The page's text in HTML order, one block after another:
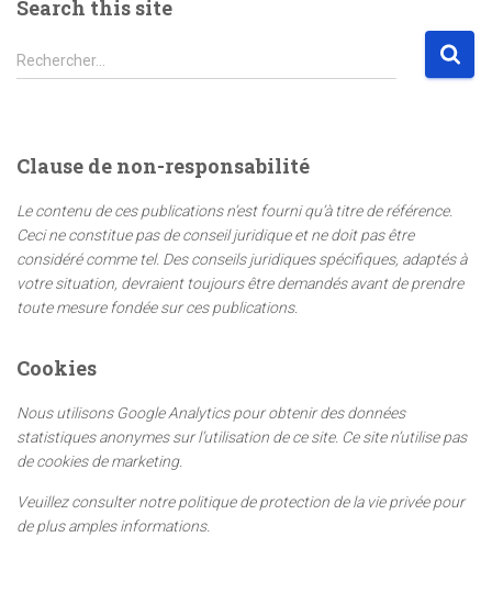
Search this site
R
e
r
h
e
r
:
Rechercher…
Clause de non-responsabilité
Le contenu de ces publications n’est fourni qu’à titre de référence.
Ceci ne constitue pas de conseil juridique et ne doit pas être
considéré comme tel. Des conseils juridiques spécifiques, adaptés à
votre situation, devraient toujours être demandés avant de prendre
toute mesure fondée sur ces publications.
Cookies
Nous utilisons Google Analytics pour obtenir des données
statistiques anonymes sur l’utilisation de ce site. Ce site n’utilise pas
de cookies de marketing.
Veuillez consulter notre politique de protection de la vie privée pour
de plus amples informations.